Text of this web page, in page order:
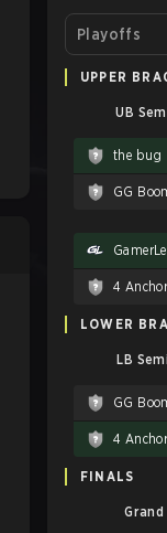
Playoffs
UPPER
UB
the bug
GG
LOWER
LB
GG
FINALS
Grand